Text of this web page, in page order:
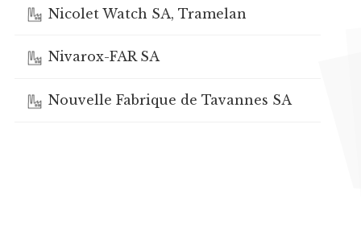
Nicolet Watch SA, Tramelan
Nivarox-FAR SA
Nouvelle Fabrique de Tavannes SA